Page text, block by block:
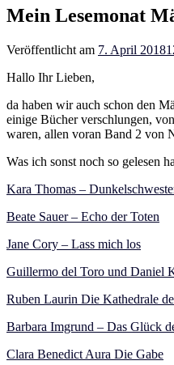
Mein Lesemonat
Veröffentlicht am 7. April 2018
Hallo Ihr Lieben,
da haben wir auch schon den
einige Bücher verschlungen,
waren, allen voran Band 2 von
Was ich sonst noch so gelesen
Kara Thomas –
Beate Sauer – Echo der Toten
Jane Cory – Lass mich los
Guillermo del Toro und Daniel
Ruben Laurin Die Kathedrale
Barbara Imgrund – Das Glück
Clara Benedict Aura Die Gabe